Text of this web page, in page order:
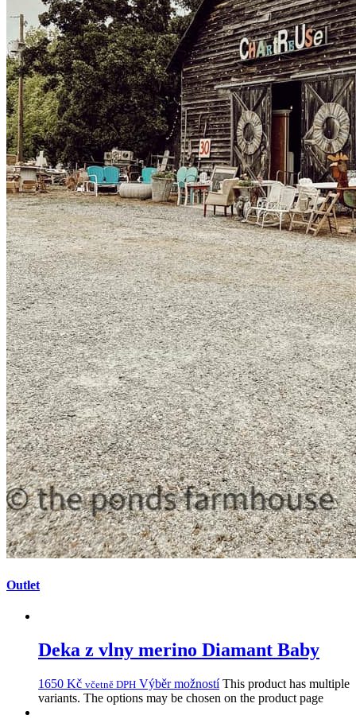
Outlet
Deka z vlny merino Diamant Baby
1650 Kč včetně DPH Výběr možností This product has multiple
variants. The options may be chosen on the product page